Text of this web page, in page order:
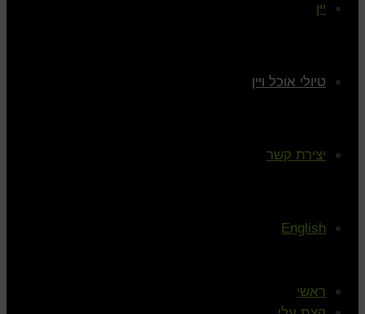
יין
טיולי אוכל ויין
יצירת קשר
English
ראשי